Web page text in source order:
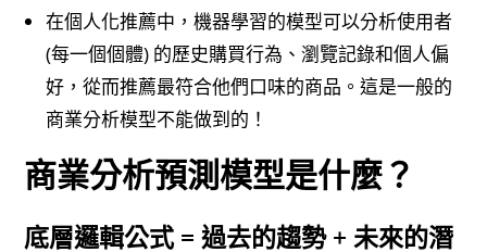
在個人化推薦中，機器學習的模型可以分析使用者
(每一個個體) 的歷史購買行為、瀏覽記錄和個人偏
好，從而推薦最符合他們口味的商品。這是一般的
商業分析模型不能做到的！
商業分析預測模型是什麼？
底層邏輯公式 = 過去的趨勢 + 未來的潛